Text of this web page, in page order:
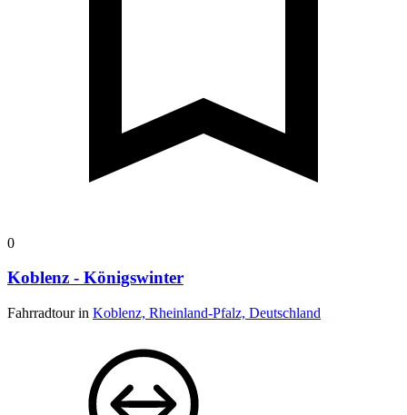
0
Koblenz - Königswinter
Fahrradtour in Koblenz, Rheinland-Pfalz, Deutschland